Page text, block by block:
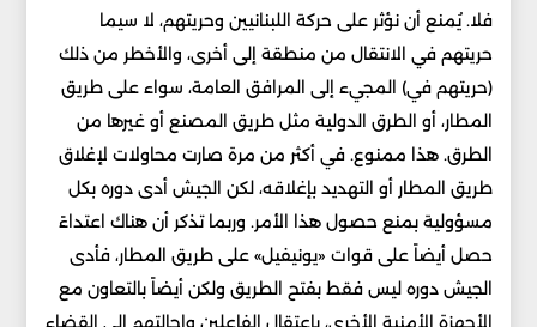
فلا. يُمنع أن نؤثر على حركة اللبنانيين وحريتهم، لا سيما
حريتهم في الانتقال من منطقة إلى أخرى، والأخطر من ذلك
(حريتهم في) المجيء إلى المرافق العامة، سواء على طريق
المطار، أو الطرق الدولية مثل طريق المصنع أو غيرها من
الطرق. هذا ممنوع. في أكثر من مرة صارت محاولات لإغلاق
طريق المطار أو التهديد بإغلاقه، لكن الجيش أدى دوره بكل
مسؤولية بمنع حصول هذا الأمر. وربما تذكر أن هناك اعتداءً
حصل أيضاً على قوات «يونيفيل» على طريق المطار، فأدى
الجيش دوره ليس فقط بفتح الطريق ولكن أيضاً بالتعاون مع
الأجهزة الأمنية الأخرى، باعتقال الفاعلين وإحالتهم إلى القضاء